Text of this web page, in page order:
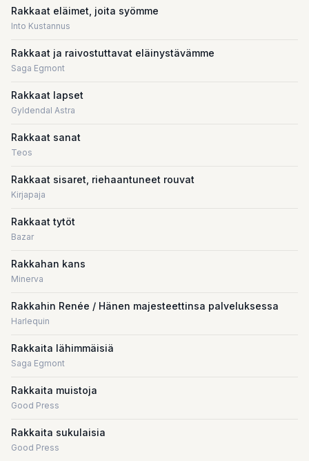
Rakkaat eläimet, joita syömme
Into Kustannus
Rakkaat ja raivostuttavat eläinystävämme
Saga Egmont
Rakkaat lapset
Gyldendal Astra
Rakkaat sanat
Teos
Rakkaat sisaret, riehaantuneet rouvat
Kirjapaja
Rakkaat tytöt
Bazar
Rakkahan kans
Minerva
Rakkahin Renée / Hänen majesteettinsa palveluksessa
Harlequin
Rakkaita lähimmäisiä
Saga Egmont
Rakkaita muistoja
Good Press
Rakkaita sukulaisia
Good Press